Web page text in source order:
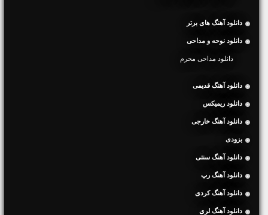
دانلود آهنگ های برتر
دانلود نوحه و مداحی
دانلود مداحی محرم
دانلود آهنگ قدیمی
دانلود ریمیکس
دانلود آهنگ خارجی
بزودی
دانلود آهنگ سنتی
دانلود آهنگ رپ
دانلود آهنگ کردی
دانلود آهنگ لری